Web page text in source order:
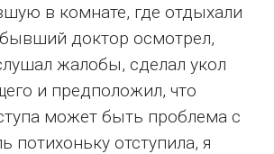
в комнате, где отдыхали
доктор осмотрел,
жалобы, сделал укол
и предположил, что
может быть проблема с
потихоньку отступила, я